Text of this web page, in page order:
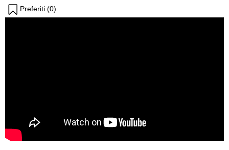
Preferiti (0)